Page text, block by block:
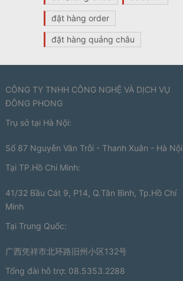
đặt hàng order
đặt hàng quảng châu
CÔNG TY TNHH CÔNG NGHỆ VÀ DỊCH VỤ
ĐÔNG PHONG
Trụ sở tại Hà Nội:
Số 87 Nguyễn Văn Trỗi - Thanh Xuân - Hà Nội
Tại TP.Hồ Chí Minh:
41/32 Bầu Cát 9, P14, Q.Tân Bình, Tp.Hồ Chí
Minh
Tại Trung Quốc:
广西凭祥市北环路旧州小区132号
Tổng đài hỗ trợ: 08.5353.2288